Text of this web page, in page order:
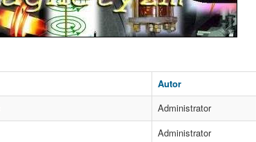
Autor
Administrator
Administrator